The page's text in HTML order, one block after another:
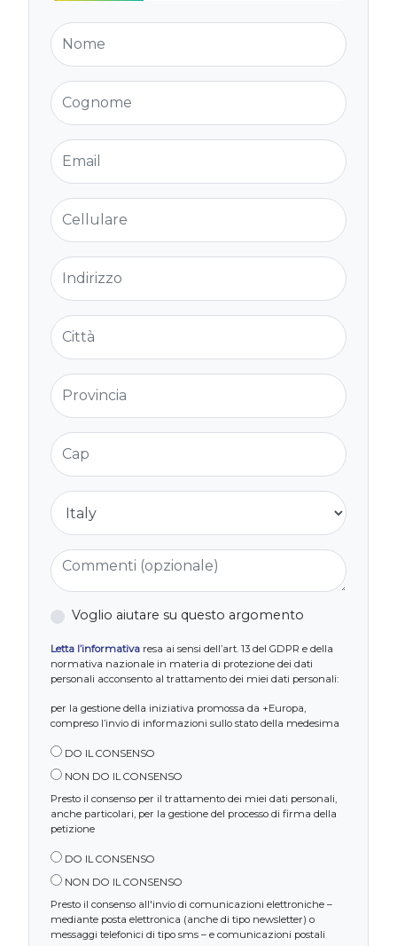
Nome
Cognome
Email
Cellulare
Indirizzo
Città
Provincia
Cap
Nazione
Commenti (opzionale)
Voglio aiutare su questo argomento
Letta l’informativa resa ai sensi dell’art. 13 del GDPR e della
normativa nazionale in materia di protezione dei dati
personali acconsento al trattamento dei miei dati personali:
per la gestione della iniziativa promossa da +Europa,
compreso l’invio di informazioni sullo stato della medesima
DO IL CONSENSO
NON DO IL CONSENSO
Presto il consenso per il trattamento dei miei dati personali,
anche particolari, per la gestione del processo di firma della
petizione
DO IL CONSENSO
NON DO IL CONSENSO
Presto il consenso all'invio di comunicazioni elettroniche –
mediante posta elettronica (anche di tipo newsletter) o
messaggi telefonici di tipo sms – e comunicazioni postali